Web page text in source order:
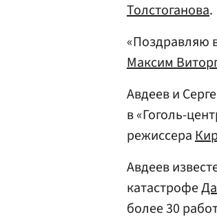
Толстоганова.
«Поздравляю
Максим
Авдеев и
в «Гоголь-
режиссера
Авдеев
катастрофе
более 30